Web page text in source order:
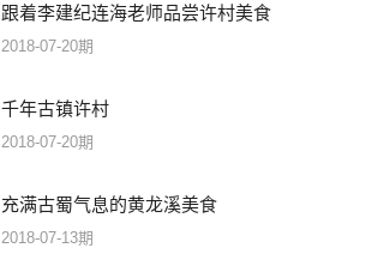
跟着李建纪连海老师品尝许村美食
2018-07-20期
千年古镇许村
2018-07-20期
充满古蜀气息的黄龙溪美食
2018-07-13期